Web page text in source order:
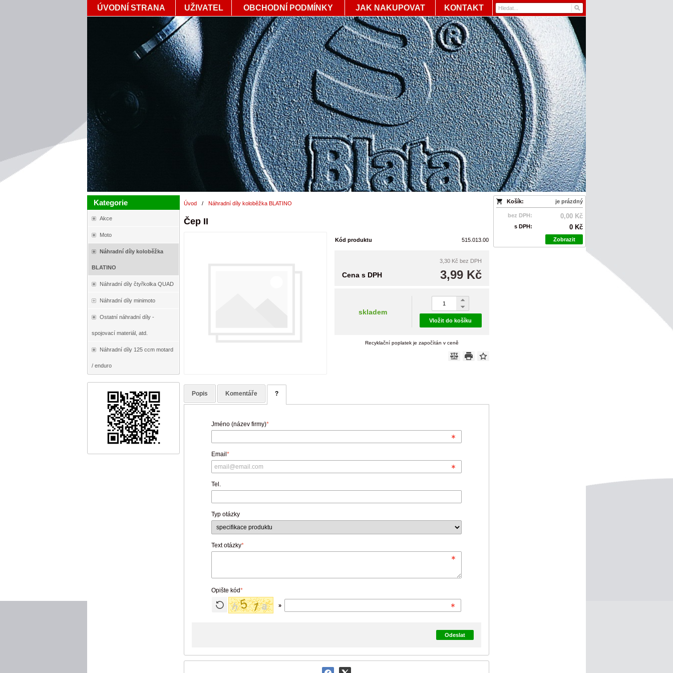
ÚVODNÍ STRANA UŽIVATEL OBCHODNÍ PODMÍNKY JAK NAKUPOVAT KONTAKT
Kategorie
Akce
Moto
Náhradní díly koloběžka
BLATINO
Náhradní díly čtyřkolka QUAD
Náhradní díly minimoto
Ostatní náhradní díly -
spojovací materiál, atd.
Náhradní díly 125 ccm motard
/ enduro
Košík: je prázdný
bez DPH: 0,00 Kč
s DPH: 0 Kč
Zobrazit
Úvod / Náhradní díly koloběžka BLATINO
Čep II
Kód produktu 515.013.00
3,30 Kč bez DPH
3,99 Kč
Cena s DPH
skladem
Vložit do košíku
Recyklační poplatek je započítán v ceně
Popis Komentáře ?
Jméno (název firmy)*
Email*
Tel.
Typ otázky
Text otázky*
Opište kód*
»
Odeslat